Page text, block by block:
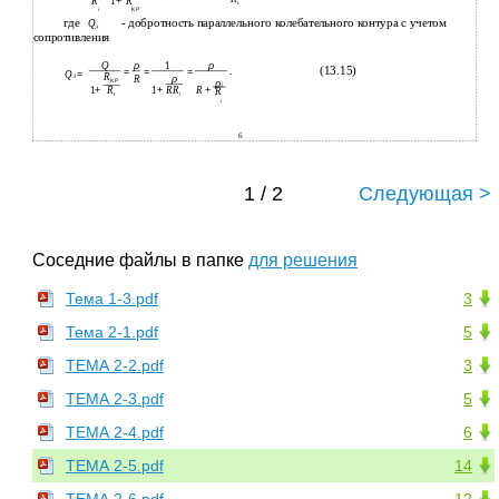
i
ΚΡ
i
где QЭ
- добротность параллельного колебательного контура с учетом
сопротивления
QЭ=
Q
=
ρ
=
1
=
ρ . (13.15)
1+
RΚΡ
R
1+
ρ
R+
ρ2
Ri RRi R
i
6
1 / 2 Следующая >
Соседние файлы в папке для решения
3
Тема 1-3.pdf
5
Тема 2-1.pdf
3
ТЕМА 2-2.pdf
5
ТЕМА 2-3.pdf
6
ТЕМА 2-4.pdf
14
ТЕМА 2-5.pdf